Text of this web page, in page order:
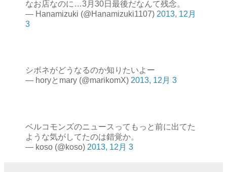
なお店なのに…3月30日最後だなんて残念。
— Hanamizuki (@Hanamizuki1107) 2013, 12月
3
シボネがどうなるのか知りたいよー
— horyとmary (@marikomX) 2013, 12月 3
ベルコモンズのニュースってもっと前に出てた
ような気がしてたのは錯覚か。
— koso (@koso) 2013, 12月 3